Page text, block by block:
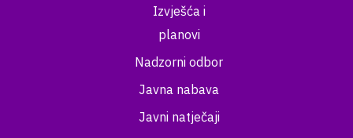
Izvješća i
planovi
Nadzorni odbor
Javna nabava
Javni natječaji